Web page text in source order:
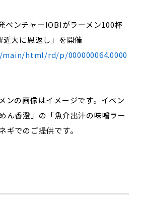
鹿児島エリア
地域を代表する 企業100選
行政連携記事
選出企業特別対談
ベンチャーIOBIがラーメン100杯
大に恩返し」を開催
html/rd/p/000000064.0000
ンの画像はイメージです。イベン
ん香澄」の「魚介出汁の味噌ラー
ギでのご提供です。